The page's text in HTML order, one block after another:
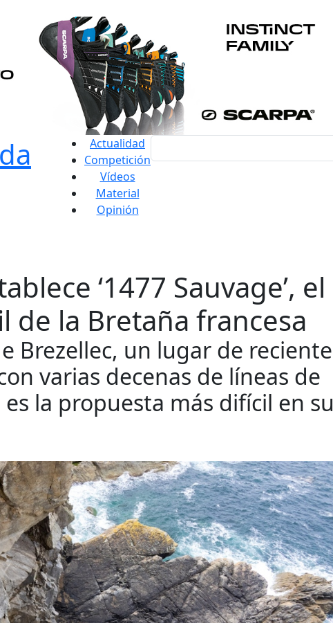
Actualidad
Competición
Vídeos
Material
Opinión
‘1477 Sauvage’, el
la Bretaña francesa
Brezellec, un lugar de reciente
varias decenas de líneas de
la propuesta más difícil en su